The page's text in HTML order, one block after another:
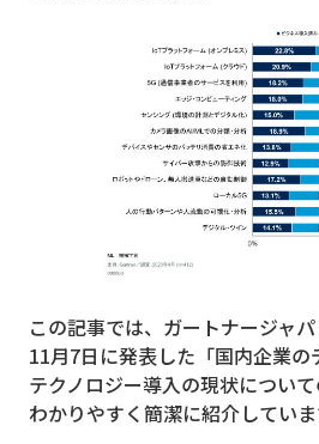
スマート漁業
クラウド
M2M
VPN
この記事では、ガートナージャ
11月7日に発表した「国内企業の
テクノロジー導入の現状につい
わかりやすく簡潔に紹介していま